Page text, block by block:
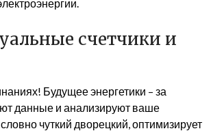
счетчики и
Будущее энергетики – за
данные и анализируют ваше
чуткий дворецкий, оптимизирует